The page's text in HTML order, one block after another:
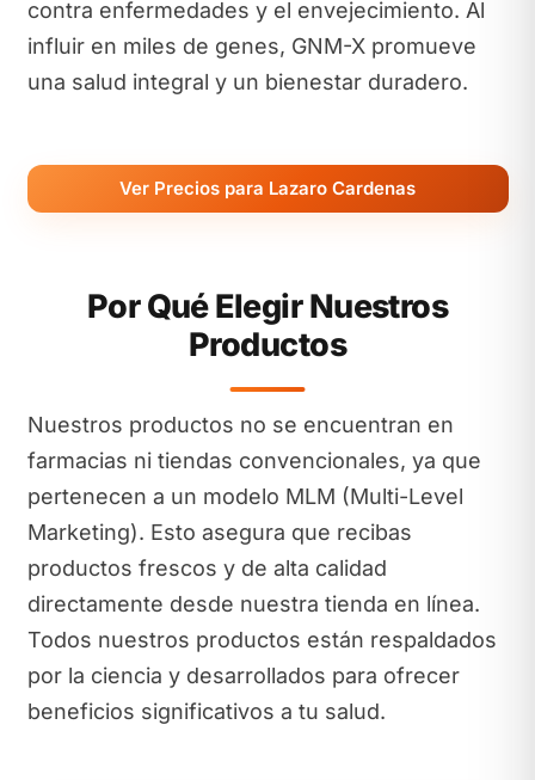
contra enfermedades y el envejecimiento. Al
influir en miles de genes, GNM-X promueve
una salud integral y un bienestar duradero.
Ver Precios para Lazaro Cardenas
Por Qué Elegir Nuestros
Productos
Nuestros productos no se encuentran en
farmacias ni tiendas convencionales, ya que
pertenecen a un modelo MLM (Multi-Level
Marketing). Esto asegura que recibas
productos frescos y de alta calidad
directamente desde nuestra tienda en línea.
Todos nuestros productos están respaldados
por la ciencia y desarrollados para ofrecer
beneficios significativos a tu salud.